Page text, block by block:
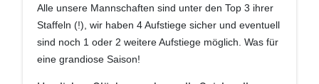
Alle unsere Mannschaften sind unter den Top 3 ihrer
Staffeln (!), wir haben 4 Aufstiege sicher und eventuell
sind noch 1 oder 2 weitere Aufstiege möglich. Was für
eine grandiose Saison!